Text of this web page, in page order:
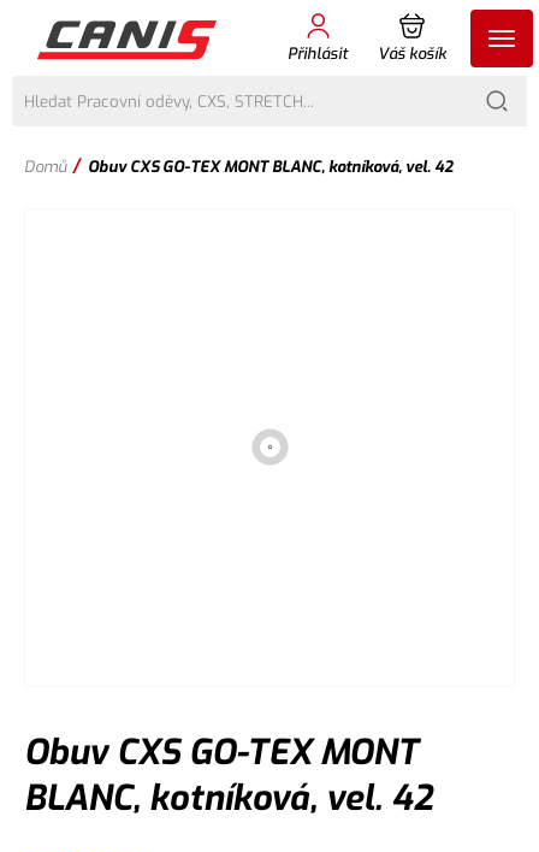
Přihlásit Váš košík
Domů / Obuv CXS GO-TEX MONT BLANC, kotníková, vel. 42
Obuv CXS GO-TEX MONT
BLANC, kotníková, vel. 42